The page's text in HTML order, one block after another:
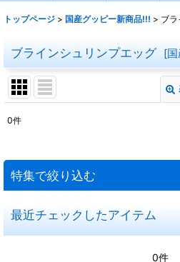
トップページ > 国産グッピー新商品!!! > ブ
ブラインシュリンプエッグ [
在庫あり
絞り込む
0件
特集で絞り込む
国産グッピー
最近チェックしたアイテム
0件